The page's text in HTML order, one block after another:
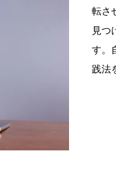
転さ
見つ
す。
践法